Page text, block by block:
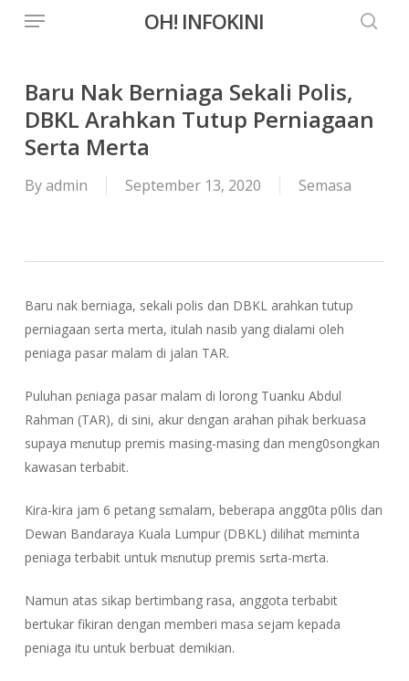
content
OH! INFOKINI
Menu
Baru Nak Berniaga Sekali Polis,
DBKL Arahkan Tutup Perniagaan
Serta Merta
Byadmin September 13, 2020 Semasa
Baru nak berniaga, sekali polis dan DBKL arahkan tutup
perniagaan serta merta, itulah nasib yang dialami oleh
peniaga pasar malam di jalan TAR.
Puluhan pɛniaga pasar malam di lorong Tuanku Abdul
Rahman (TAR), di sini, akur dɛngan arahan pihak berkuasa
supaya mɛnutup premis masing-masing dan meng0songkan
kawasan terbabit.
Kira-kira jam 6 petang sɛmalam, beberapa angg0ta p0lis dan
Dewan Bandaraya Kuala Lumpur (DBKL) dilihat mɛminta
peniaga terbabit untuk mɛnutup premis sɛrta-mɛrta.
Namun atas sikap bertimbang rasa, anggota terbabit
bertukar fikiran dengan memberi masa sejam kepada
peniaga itu untuk berbuat demikian.